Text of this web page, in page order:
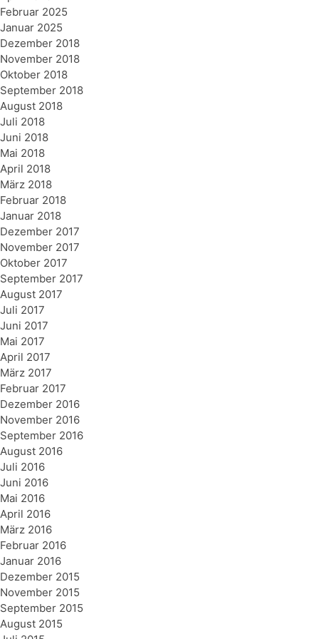
Februar 2025
Januar 2025
Dezember 2018
November 2018
Oktober 2018
September 2018
August 2018
Juli 2018
Juni 2018
Mai 2018
April 2018
März 2018
Februar 2018
Januar 2018
Dezember 2017
November 2017
Oktober 2017
September 2017
August 2017
Juli 2017
Juni 2017
Mai 2017
April 2017
März 2017
Februar 2017
Dezember 2016
November 2016
September 2016
August 2016
Juli 2016
Juni 2016
Mai 2016
April 2016
März 2016
Februar 2016
Januar 2016
Dezember 2015
November 2015
September 2015
August 2015